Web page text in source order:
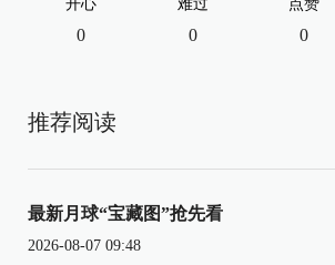
开心
0
难过
0
点赞
0
推荐阅读
最新月球“宝藏图”抢先看
2026-08-07 09:48